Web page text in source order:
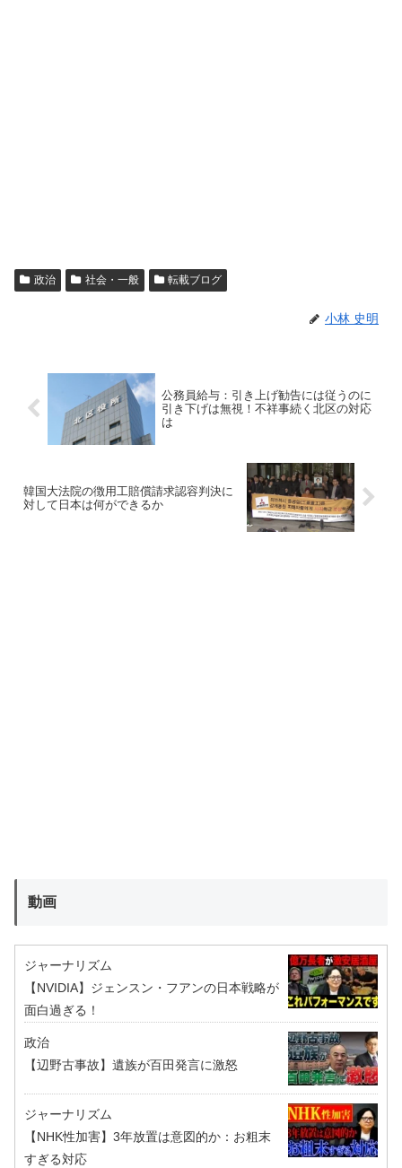
政治 社会・一般 転載ブログ
小林 史明
公務員給与：引き上げ勧告には従うのに
引き下げは無視！不祥事続く北区の対応
は
韓国大法院の徴用工賠償請求認容判決に
対して日本は何ができるか
動画
ジャーナリズム
【NVIDIA】ジェンスン・フアンの日本戦略が
面白過ぎる！
政治
【辺野古事故】遺族が百田発言に激怒
ジャーナリズム
【NHK性加害】3年放置は意図的か：お粗末
すぎる対応